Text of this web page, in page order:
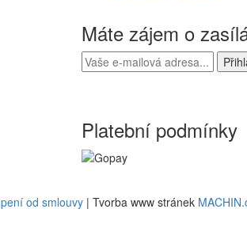
Máte zájem o
Platební podmínky
od smlouvy | Tvorba www stránek